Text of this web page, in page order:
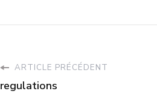
ARTICLE PRÉCÉDENT
regulations